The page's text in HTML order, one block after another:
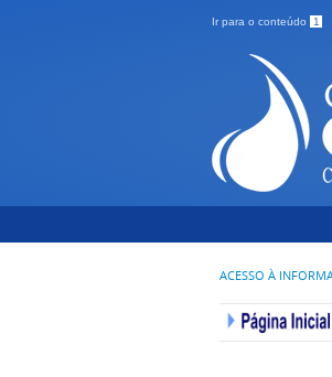
Ir para o conteúdo 1
ACESSO À